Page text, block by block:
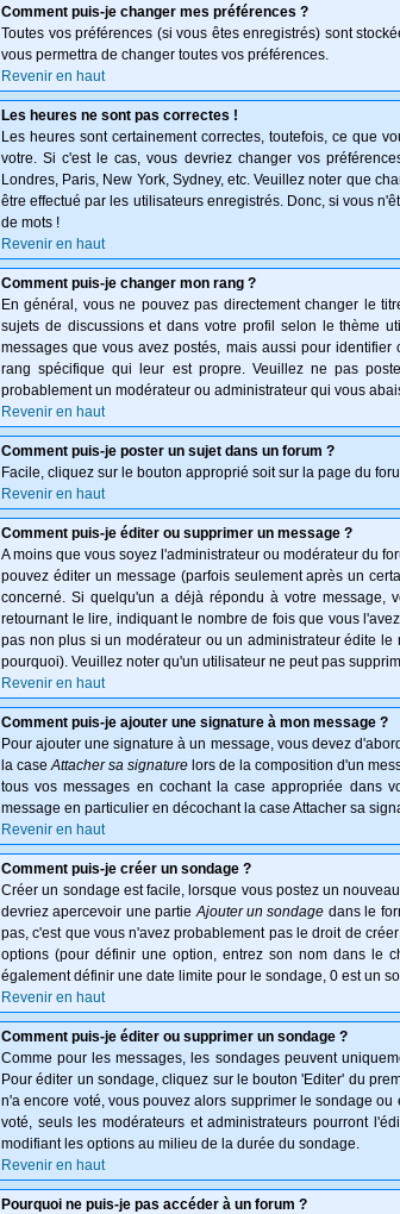
Comment puis-je changer mes préférences ?
Toutes vos préférences (si vous êtes enregistrés) sont
vous permettra de changer toutes vos préférences.
Revenir en haut
Les heures ne sont pas correctes !
Les heures sont certainement correctes, toutefois, ce que
votre. Si c'est le cas, vous devriez changer vos
Londres, Paris, New York, Sydney, etc. Veuillez noter que
être effectué par les utilisateurs enregistrés. Donc, si vous
de mots !
Revenir en haut
Comment puis-je changer mon rang ?
En général, vous ne pouvez pas directement changer le
sujets de discussions et dans votre profil selon le thème
messages que vous avez postés, mais aussi pour
rang spécifique qui leur est propre. Veuillez ne pas
probablement un modérateur ou administrateur qui vous
Revenir en haut
Comment puis-je poster un sujet dans un forum ?
Facile, cliquez sur le bouton approprié soit sur la page du
Revenir en haut
Comment puis-je éditer ou supprimer un message ?
A moins que vous soyez l'administrateur ou modérateur du
pouvez éditer un message (parfois seulement après un
concerné. Si quelqu'un a déjà répondu à votre message,
retournant le lire, indiquant le nombre de fois que vous
pas non plus si un modérateur ou un administrateur édite
pourquoi). Veuillez noter qu'un utilisateur ne peut pas
Revenir en haut
Comment puis-je ajouter une signature à mon message ?
Pour ajouter une signature à un message, vous devez
la caseAttacher sa signature lors de la composition d'un
tous vos messages en cochant la case appropriée dans
message en particulier en décochant la case Attacher sa
Revenir en haut
Comment puis-je créer un sondage ?
Créer un sondage est facile, lorsque vous postez un
devriez apercevoir une partieAjouter un sondage dans le
pas, c'est que vous n'avez probablement pas le droit de
options (pour définir une option, entrez son nom dans le
également définir une date limite pour le sondage, 0 est un
Revenir en haut
Comment puis-je éditer ou supprimer un sondage ?
Comme pour les messages, les sondages peuvent
Pour éditer un sondage, cliquez sur le bouton 'Editer' du
n'a encore voté, vous pouvez alors supprimer le sondage
voté, seuls les modérateurs et administrateurs pourront
modifiant les options au milieu de la durée du sondage.
Revenir en haut
Pourquoi ne puis-je pas accéder à un forum ?